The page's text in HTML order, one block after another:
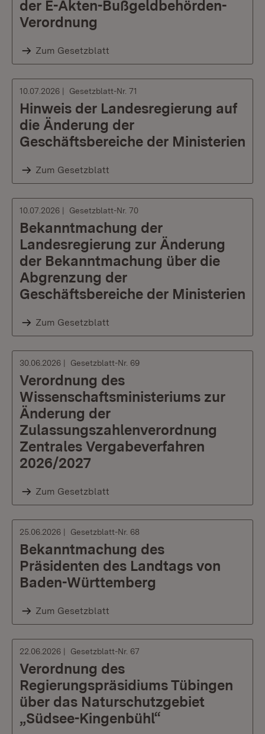
der E-Akten-Bußgeldbehörden-
Verordnung
Zum Gesetzblatt
10.07.2026 Gesetzblatt-Nr. 71
Hinweis der Landesregierung auf
die Änderung der
Geschäftsbereiche der Ministerien
Zum Gesetzblatt
10.07.2026 Gesetzblatt-Nr. 70
Bekanntmachung der
Landesregierung zur Änderung
der Bekanntmachung über die
Abgrenzung der
Geschäftsbereiche der Ministerien
Zum Gesetzblatt
30.06.2026 Gesetzblatt-Nr. 69
Verordnung des
Wissenschaftsministeriums zur
Änderung der
Zulassungszahlenverordnung
Zentrales Vergabeverfahren
2026/2027
Zum Gesetzblatt
25.06.2026 Gesetzblatt-Nr. 68
Bekanntmachung des
Präsidenten des Landtags von
Baden-Württemberg
Zum Gesetzblatt
22.06.2026 Gesetzblatt-Nr. 67
Verordnung des
Regierungspräsidiums Tübingen
über das Naturschutzgebiet
„Südsee-Kingenbühl“